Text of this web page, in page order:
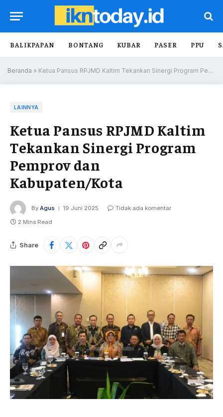
BALIKPAPAN BONTANG KUBAR PASER PPU
Beranda » Ketua Pansus RPJMD Kaltim Tekankan Sinergi Program Pemprov dan Kabupaten/Kota
LAINNYA
Ketua Pansus RPJMD Kaltim
Tekankan Sinergi Program
Pemprov dan
Kabupaten/Kota
By Agus 19 Juni 2025
Tidak ada komentar
2 Mins Read
Share